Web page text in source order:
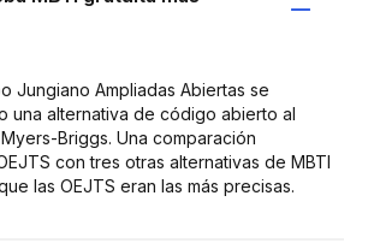
Jungiano Ampliadas Abiertas se
una alternativa de código abierto al
Briggs. Una comparación
con tres otras alternativas de MBTI
las OEJTS eran las más precisas.